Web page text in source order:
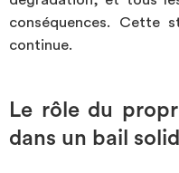
conséquences. Cette
continue.
Le rôle du
dans un bail